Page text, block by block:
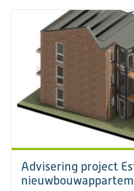
Advisering project